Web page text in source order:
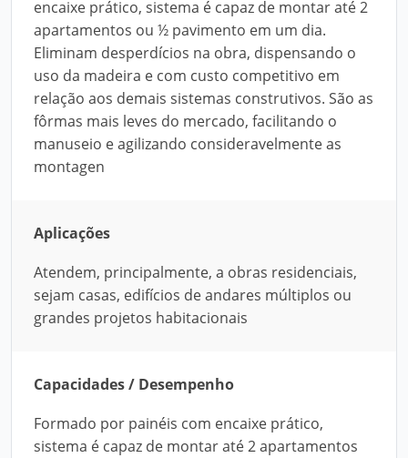
encaixe prático, sistema é capaz de montar até 2
apartamentos ou ½ pavimento em um dia.
Eliminam desperdícios na obra, dispensando o
uso da madeira e com custo competitivo em
relação aos demais sistemas construtivos. São as
fôrmas mais leves do mercado, facilitando o
manuseio e agilizando consideravelmente as
montagen
Aplicações
Atendem, principalmente, a obras residenciais,
sejam casas, edifícios de andares múltiplos ou
grandes projetos habitacionais
Capacidades / Desempenho
Formado por painéis com encaixe prático,
sistema é capaz de montar até 2 apartamentos